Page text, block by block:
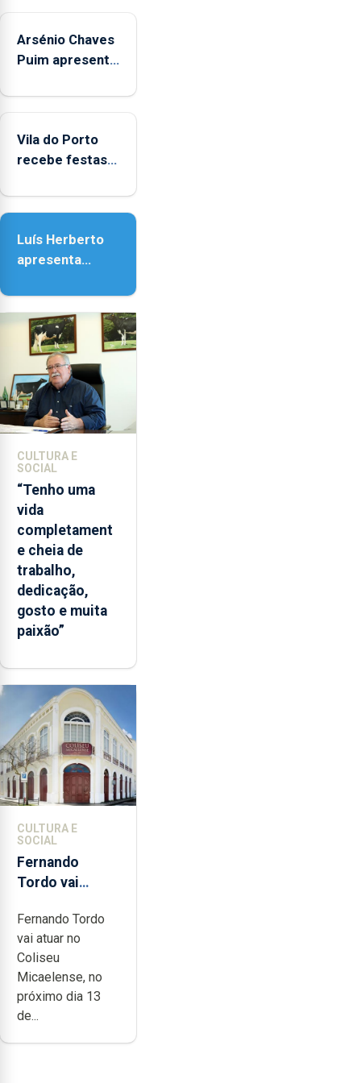
Arsénio Chaves
Puim apresenta
Biblioteca de
Vila do Porto
recebe festas
Nossa Senhora
Luís Herberto
apresenta
Paisagem’
CULTURA E
SOCIAL
“Tenho uma
vida
completament
e cheia de
trabalho,
dedicação,
gosto e muita
paixão”
CULTURA E
SOCIAL
Fernando
Tordo vai
anos de
carreira no
Coliseu
Micaelense
Fernando Tordo
vai atuar no
Coliseu
Micaelense, no
próximo dia 13
de...